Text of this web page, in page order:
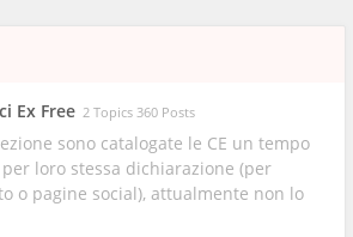
Ex Free 2 Topics 360 Posts
sono catalogate le CE un tempo
per loro stessa dichiarazione (per
o pagine social), attualmente non lo